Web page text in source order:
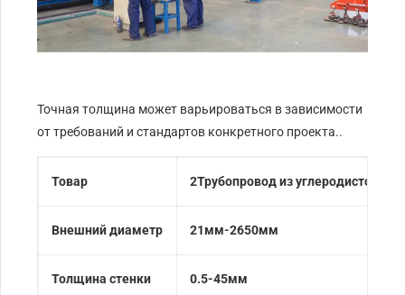
Точная толщина может варьироваться в зависимости
от требований и стандартов конкретного проекта..
Товар 2Трубопровод из углеродистой
Внешний диаметр 21мм-2650мм
Толщина стенки 0.5-45мм